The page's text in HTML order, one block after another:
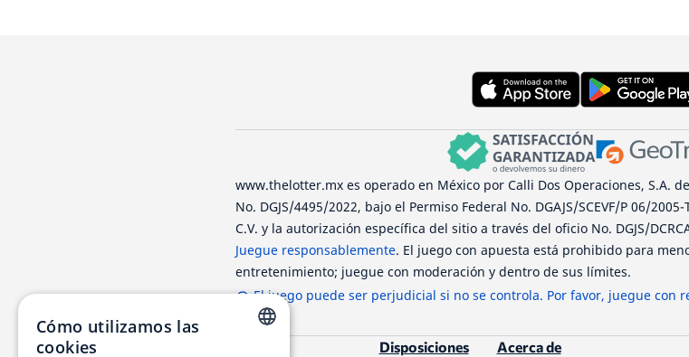
www.thelotter.mx es operado en México por Calli Dos Operaciones, S.A.
No. DGJS/4495/2022, bajo el Permiso Federal No. DGAJS/SCEVF/P 06/
C.V. y la autorización específica del sitio a través del oficio No. DGJS/
Juegue responsablemente. El juego con apuesta está prohibido para
entretenimiento; juegue con moderación y dentro de sus límites.
El juego puede ser perjudicial si no se controla. Por favor, juegue con
Disposiciones Acerca de
Cómo utilizamos las
cookies